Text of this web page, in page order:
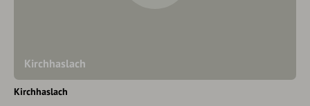
Kirchhaslach
Kirchhaslach